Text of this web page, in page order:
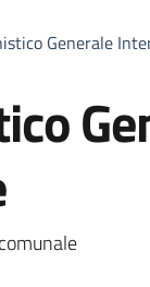
Generale